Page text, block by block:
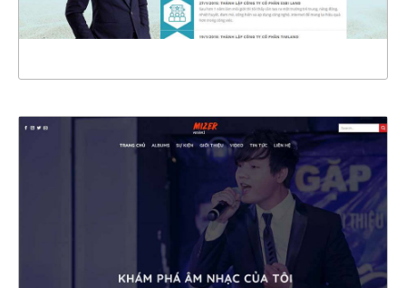
XEM THỰC TẾ
47115